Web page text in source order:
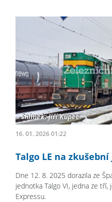
16. 01. 2026 01:22
Talgo LE na
Dne 12. 8. 2025 dorazila ze
jednotka Talgo VI, jedna ze
Expressu.